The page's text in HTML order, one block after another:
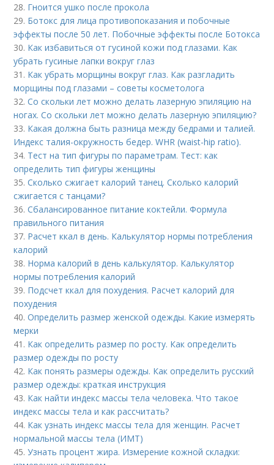
28. Гноится ушко после прокола
29. Ботокс для лица противопоказания и побочные
эффекты после 50 лет. Побочные эффекты после Ботокса
30. Как избавиться от гусиной кожи под глазами. Как
убрать гусиные лапки вокруг глаз
31. Как убрать морщины вокруг глаз. Как разгладить
морщины под глазами – советы косметолога
32.Со скольки лет можно делать лазерную эпиляцию на
ногах. Со скольки лет можно делать лазерную эпиляцию?
33. Какая должна быть разница между бедрами и талией.
Индекс талия-окружность бедер. WHR (waist-hip ratio).
34. Тест на тип фигуры по параметрам. Тест: как
определить тип фигуры женщины
35.Сколько сжигает калорий танец. Сколько калорий
сжигается с танцами?
36.Сбалансированное питание коктейли. Формула
правильного питания
37. Расчет ккал в день. Калькулятор нормы потребления
калорий
38. Норма калорий в день калькулятор. Калькулятор
нормы потребления калорий
39. Подсчет ккал для похудения. Расчет калорий для
похудения
40.Определить размер женской одежды. Какие измерять
мерки
41. Как определить размер по росту. Как определить
размер одежды по росту
42. Как понять размеры одежды. Как определить русский
размер одежды: краткая инструкция
43. Как найти индекс массы тела человека. Что такое
индекс массы тела и как рассчитать?
44. Как узнать индекс массы тела для женщин. Расчет
нормальной массы тела (ИМТ)
45.Узнать процент жира. Измерение кожной складки: